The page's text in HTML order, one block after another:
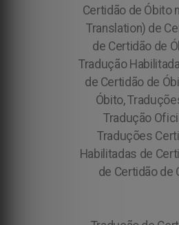
Certidão de Óbito
Translation) de
de Certidão de
Tradução
de Certidão de
Óbito,
Tradução
Traduções
Habilitadas de
de Certidão de